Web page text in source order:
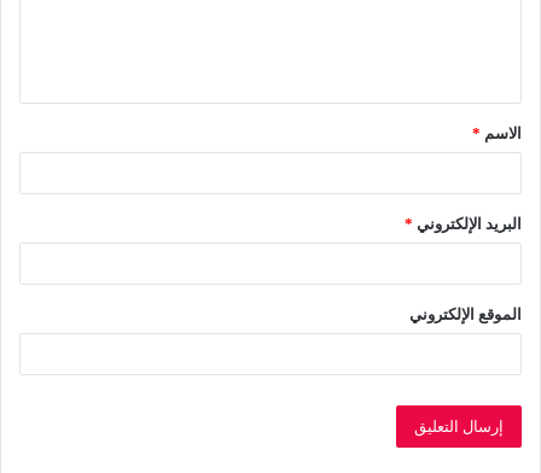
ق
*الاسم *
البريد الإلكتروني *
الموقع الإلكتروني